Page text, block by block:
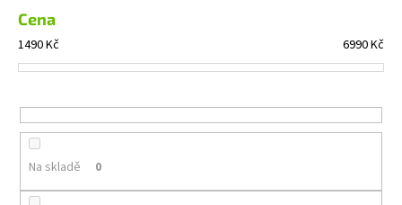
r
o
d
k
t
Cena
1490Kč 6990Kč
Na skladě 0
o
p
r
u
j